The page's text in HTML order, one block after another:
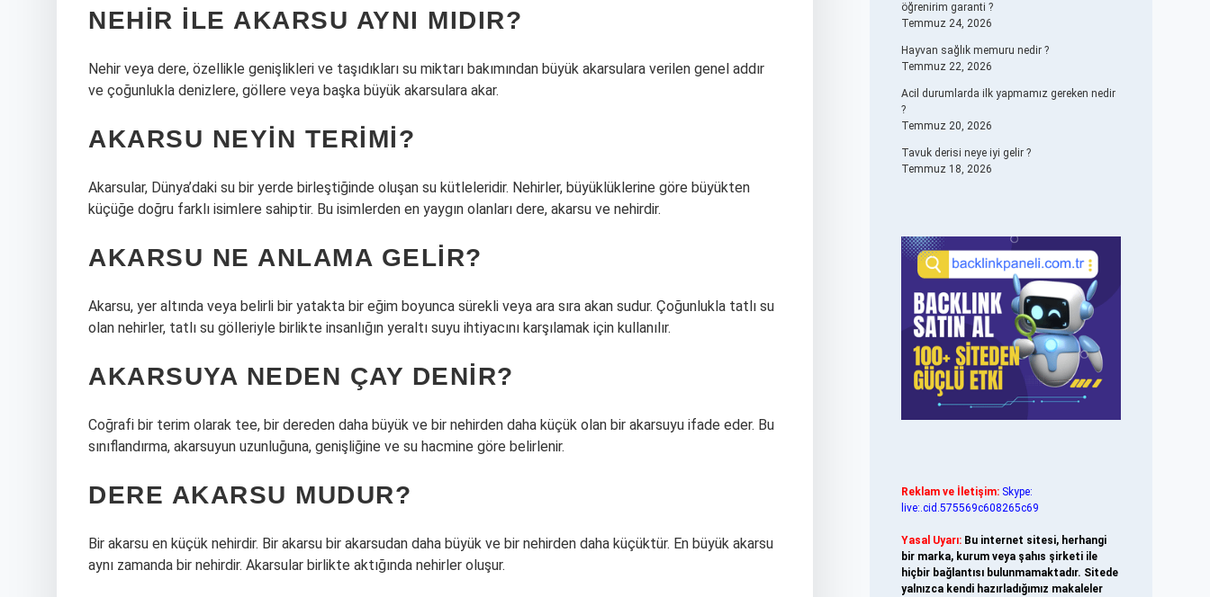
NEHIR ILE AKARSU AYNI MIDIR?
Nehir veya dere, özellikle genişlikleri ve taşıdıkları su miktarı bakımından büyük akarsulara verilen genel addır
ve çoğunlukla denizlere, göllere veya başka büyük akarsulara akar.
AKARSU NEYIN TERIMI?
Akarsular, Dünya’daki su bir yerde birleştiğinde oluşan su kütleleridir. Nehirler, büyüklüklerine göre büyükten
küçüğe doğru farklı isimlere sahiptir. Bu isimlerden en yaygın olanları dere, akarsu ve nehirdir.
AKARSU NE ANLAMA GELIR?
Akarsu, yer altında veya belirli bir yatakta bir eğim boyunca sürekli veya ara sıra akan sudur. Çoğunlukla tatlı su
olan nehirler, tatlı su gölleriyle birlikte insanlığın yeraltı suyu ihtiyacını karşılamak için kullanılır.
AKARSUYA NEDEN ÇAY DENIR?
Coğrafi bir terim olarak tee, bir dereden daha büyük ve bir nehirden daha küçük olan bir akarsuyu ifade eder. Bu
sınıflandırma, akarsuyun uzunluğuna, genişliğine ve su hacmine göre belirlenir.
DERE AKARSU MUDUR?
Bir akarsu en küçük nehirdir. Bir akarsu bir akarsudan daha büyük ve bir nehirden daha küçüktür. En büyük akarsu
aynı zamanda bir nehirdir. Akarsular birlikte aktığında nehirler oluşur.
öğrenirim garanti ?
Temmuz 24, 2026
Hayvan sağlık memuru nedir ?
Temmuz 22, 2026
Acil durumlarda ilk yapmamız gereken nedir
?
Temmuz 20, 2026
Tavuk derisi neye iyi gelir ?
Temmuz 18, 2026
Reklam ve İletişim: Skype:
live:.cid.575569c608265c69
Yasal Uyarı: Bu internet sitesi, herhangi
bir marka, kurum veya şahıs şirketi ile
hiçbir bağlantısı bulunmamaktadır. Sitede
yalnızca kendi hazırladığımız makaleler